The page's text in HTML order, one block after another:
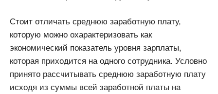
Стоит отличать среднюю заработную плату,
которую можно охарактеризовать как
экономический показатель уровня зарплаты,
которая приходится на одного сотрудника. Условно
принято рассчитывать среднюю заработную плату
исходя из суммы всей заработной платы на